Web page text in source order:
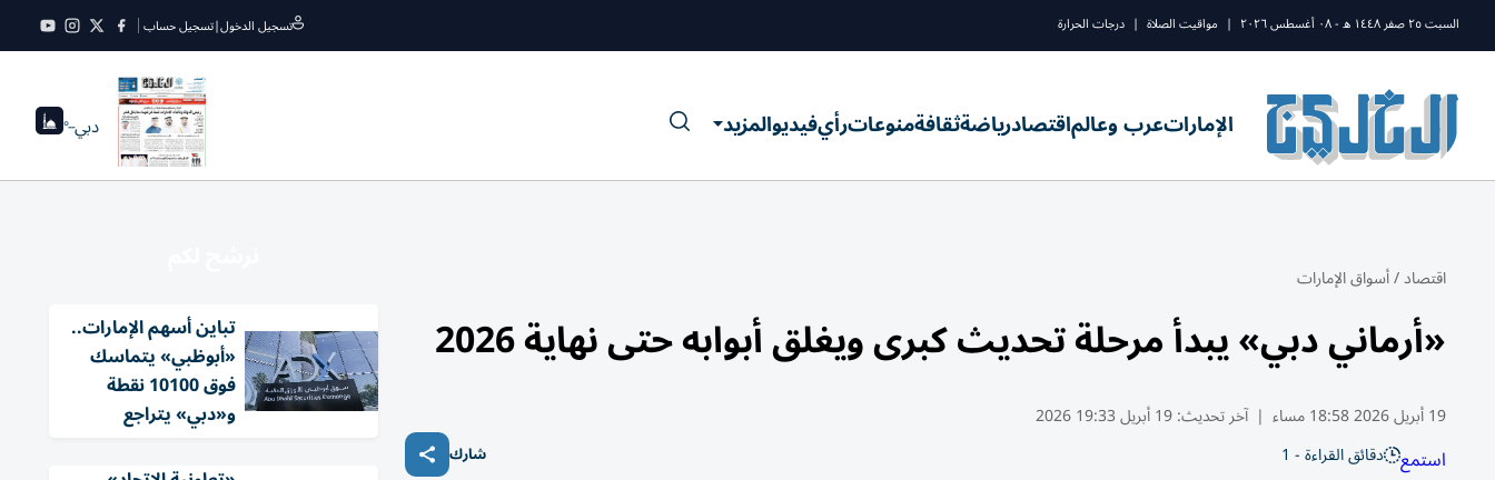
السبت ٢٥ صفر ١٤٤٨ ه - ٠٨ أغسطس ٢٠٢٦ | مواقيت الصلاة | درجات الحرارة تسجيل الدخول|تسجيل حساب
الإماراتعرب وعالماقتصادرياضةثقافةمنوعاترأيفيديوالمزيد دبي--°
اقتصاد/أسواق الإمارات
«أرماني دبي» يبدأ مرحلة تحديث كبرى ويغلق أبوابه حتى نهاية 2026
19 أبريل 2026 18:58 مساء | آخر تحديث:19 أبريل 19:33 2026
استمع دقائق القراءة - 1 شارك
تباين أسهم الإمارات..
«أبوظبي» يتماسك
فوق 10100 نقطة
و«دبي» يتراجع